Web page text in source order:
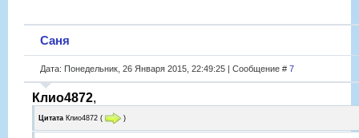
Саня
Дата: Понедельник, 26 Января 2015, 22:49:25 | Сообщение # 7
Клио4872,
Цитата Клио4872 ( )